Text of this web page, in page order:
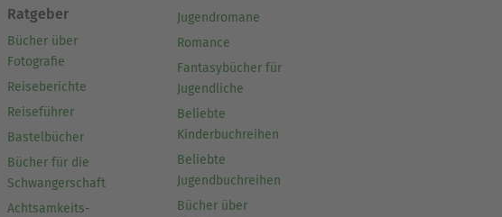
Ratgeber
Bücher über
Fotografie
Reiseberichte
Reiseführer
Bastelbücher
Bücher für die
Schwangerschaft
Achtsamkeits-
Jugendromane
Romance
Fantasybücher für
Jugendliche
Beliebte
Kinderbuchreihen
Beliebte
Jugendbuchreihen
Bücher über